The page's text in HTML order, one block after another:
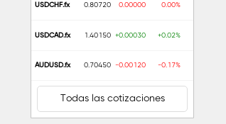
USDCHF.fx 0.80720 0.00000 0.00%
USDCAD.fx 1.40150 +0.00030 +0.02%
AUDUSD.fx 0.70450 -0.00120 -0.17%
Todas las cotizaciones